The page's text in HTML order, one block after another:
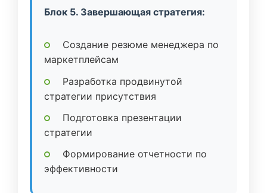
Блок 5. Завершающая стратегия:
Создание резюме менеджера по
маркетплейсам
Разработка продвинутой
стратегии присутствия
Подготовка презентации
стратегии
Формирование отчетности по
эффективности